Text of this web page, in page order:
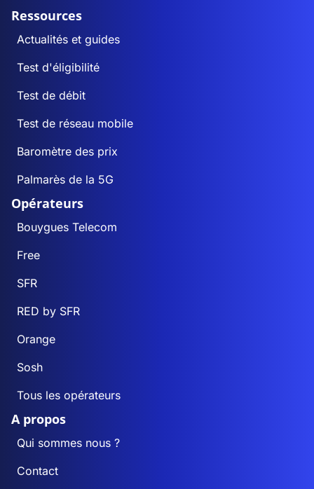
Ressources
Actualités et guides
Test d'éligibilité
Test de débit
Test de réseau mobile
Baromètre des prix
Palmarès de la 5G
Opérateurs
Bouygues Telecom
Free
SFR
RED by SFR
Orange
Sosh
Tous les opérateurs
A propos
Qui sommes nous ?
Contact